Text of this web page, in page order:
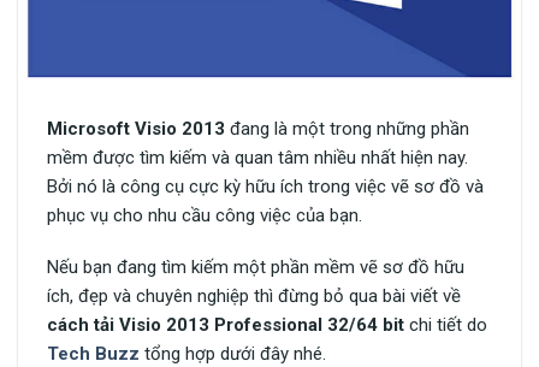
Microsoft Visio 2013 đang là một trong những phần
mềm được tìm kiếm và quan tâm nhiều nhất hiện nay.
Bởi nó là công cụ cực kỳ hữu ích trong việc vẽ sơ đồ và
phục vụ cho nhu cầu công việc của bạn.
Nếu bạn đang tìm kiếm một phần mềm vẽ sơ đồ hữu
ích, đẹp và chuyên nghiệp thì đừng bỏ qua bài viết về
cách tải Visio 2013 Professional 32/64 bit chi tiết do
Tech Buzz tổng hợp dưới đây nhé.